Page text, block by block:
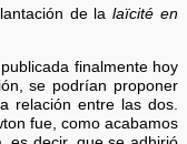
de lalaïcité en
finalmente hoy
se podrían proponer
relación entre las dos.
fue, como acabamos